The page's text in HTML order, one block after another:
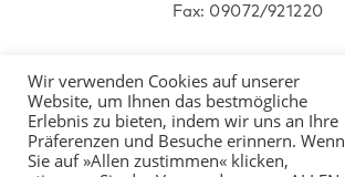
Fax: 0 90 72/92 12 20
Startseite Kontakt
Wir verwenden Cookies auf unserer
Website, um Ihnen das bestmögliche
Erlebnis zu bieten, indem wir uns an Ihre
Präferenzen und Besuche erinnern. Wenn
Sie auf »Allen zustimmen« klicken,